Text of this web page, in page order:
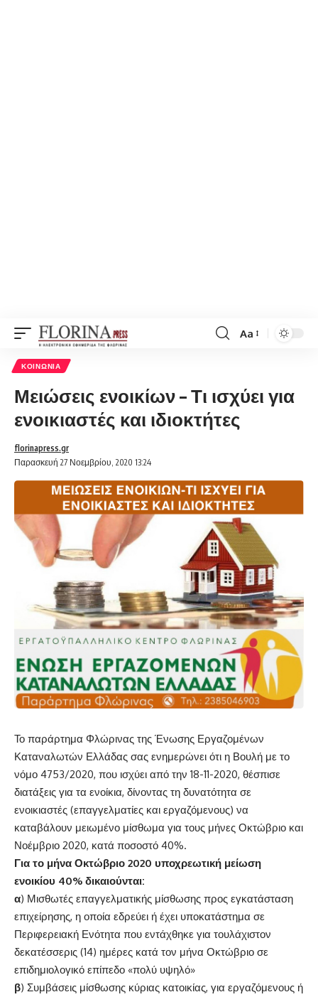
Font
Aa
ΚΟΙΝΩΝΊΑ
Μειώσεις ενοικίων – Τι ισχύει για
ενοικιαστές και ιδιοκτήτες
Παρασκευή 27 Νοεμβρίου, 2020 13:24
florinapress.gr
Το παράρτημα Φλώρινας της Ένωσης Εργαζομένων
Καταναλωτών Ελλάδας σας ενημερώνει ότι η Βουλή με το
νόμο 4753/2020, που ισχύει από την 18-11-2020, θέσπισε
διατάξεις για τα ενοίκια, δίνοντας τη δυνατότητα σε
ενοικιαστές (επαγγελματίες και εργαζόμενους) να
καταβάλουν μειωμένο μίσθωμα για τους μήνες Οκτώβριο και
Νοέμβριο 2020, κατά ποσοστό 40%.
Για το μήνα Οκτώβριο 2020 υποχρεωτική μείωση
ενοικίου 40% δικαιούνται:
α) Μισθωτές επαγγελματικής μίσθωσης προς εγκατάσταση
επιχείρησης, η οποία εδρεύει ή έχει υποκατάστημα σε
Περιφερειακή Ενότητα που εντάχθηκε για τουλάχιστον
δεκατέσσερις (14) ημέρες κατά τον μήνα Οκτώβριο σε
επιδημιολογικό επίπεδο «πολύ υψηλό»
β) Συμβάσεις μίσθωσης κύριας κατοικίας, για εργαζόμενους ή